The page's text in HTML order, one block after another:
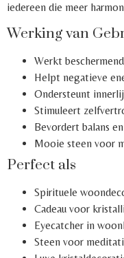
iedereen die meer
Werking van
Werkt
Helpt negatieve
Ondersteunt
Stimuleert
Bevordert balans
Mooie steen voor
Perfect als
Spirituele
Cadeau voor
Eyecatcher in
Steen voor